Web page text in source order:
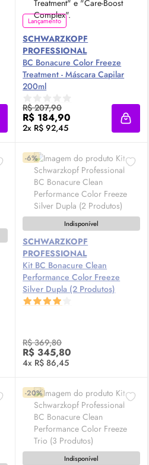
à sacola
Lançamento
SCHWARZKOPF
PROFESSIONAL
BC Bonacure Color Freeze
Treatment - Máscara Capilar
200ml
R$ 207,90
R$ 184,90
2x R$ 92,45
-6%
Indisponível
SCHWARZKOPF
PROFESSIONAL
Kit BC Bonacure Clean
Performance Color Freeze
Silver Dupla (2 Produtos)
R$ 369,80
R$ 345,80
4x R$ 86,45
-20%
Indisponível